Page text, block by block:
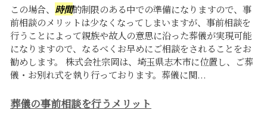
この場合、 時間的制限のある中での準備になりますので、事
前相談のメリットは少なくなってしまいますが、事前相談を
行うことによって親族や故人の意思に沿った葬儀が実現可能
になりますので、なるべくお早めにご相談をされることをお
勧めします。 株式会社宗岡は、埼玉県志木市に位置し、ご葬
儀・お別れ式を執り行っております。葬儀に関...
葬儀の事前相談を行うメリット